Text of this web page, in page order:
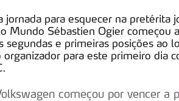
jornada para esquecer na pretérita
Mundo Sébastien Ogier começou
segundas e primeiras posições ao
organizador para este primeiro dia
começou por vencer